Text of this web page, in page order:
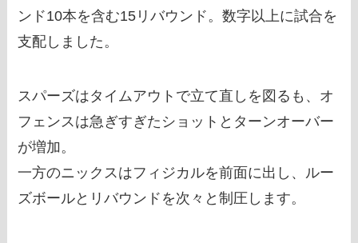
ンド10本を含む15リバウンド。数字以上に試合を
支配しました。
スパーズはタイムアウトで立て直しを図るも、オ
フェンスは急ぎすぎたショットとターンオーバー
が増加。
一方のニックスはフィジカルを前面に出し、ルー
ズボールとリバウンドを次々と制圧します。